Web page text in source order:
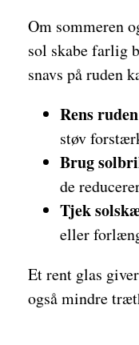
Om sommeren
sol skabe farlig
snavs på ruden
Rens
støv
Brug
de
Tjek
eller
Et rent glas
også mindre